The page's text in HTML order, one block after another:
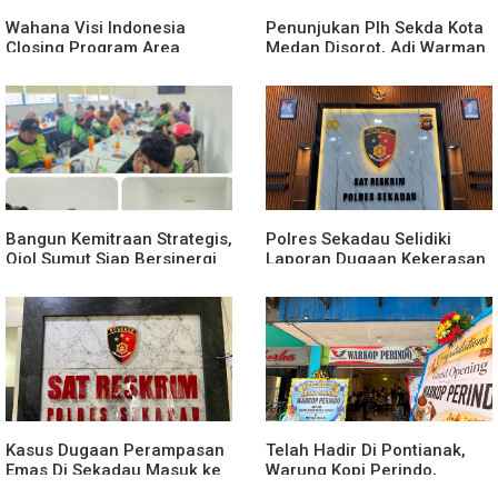
Wahana Visi Indonesia
Closing Program Area
Penunjukan Plh Sekda Kota
Medan Disorot, Adi Warman
Komitmen terhadap Sistem
Merit
Bangun Kemitraan Strategis,
Ojol Sumut Siap Bersinergi
yang Tertib dan Kondusif
Polres Sekadau Selidiki
Laporan Dugaan Kekerasan
Dibawah Umur
Kasus Dugaan Perampasan
Emas Di Sekadau Masuk ke
Telah Hadir Di Pontianak,
Warung Kopi Perindo,